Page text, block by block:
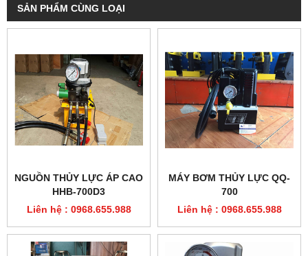
SẢN PHẨM CÙNG LOẠI
NGUỒN THỦY LỰC ÁP CAO
HHB-700D3
Liên hệ : 0968.655.988
MÁY BƠM THỦY LỰC QQ-
700
Liên hệ : 0968.655.988